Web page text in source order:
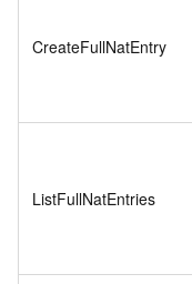
CreateFullNatEntry
ListFullNatEntries